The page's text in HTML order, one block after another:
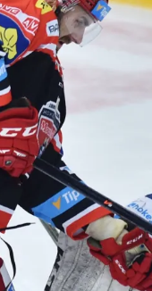
Curling
Dostihy
Golf
Gymnastika